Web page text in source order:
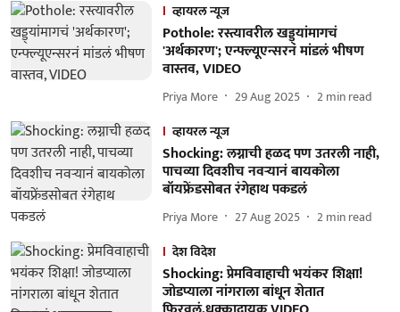
व्हायरल न्यूज
Pothole: रस्त्यावरील खड्ड्यांमागचं
'अर्थकारण'; एन्फ्ल्यूएन्सरनं मांडलं भीषण
वास्तव, VIDEO
Priya More 29 Aug 2025 2min read
व्हायरल न्यूज
Shocking: लग्नाची हळद पण उतरली नाही,
पाचव्या दिवशीच नवऱ्यानं बायकोला
बॉयफ्रेंडसोबत रंगेहाथ पकडलं
Priya More 27 Aug 2025 2min read
देश विदेश
Shocking: प्रेमविवाहाची भयंकर शिक्षा!
जोडप्याला नांगराला बांधून शेतात